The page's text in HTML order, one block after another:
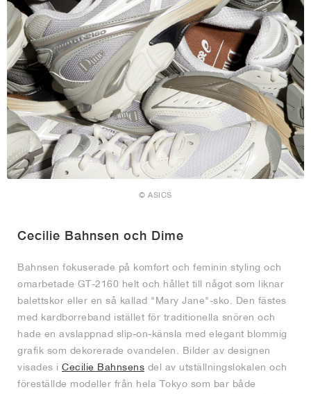
© ASICS
Cecilie Bahnsen och Dime
Bahnsen fokuserade på komfort och feminin styling och
omarbetade GT-2160 helt och hållet till något som liknar
balettskor eller en så kallad "Mary Jane"-sko. Den fästes
med kardborreband istället för traditionella snören och
hade en avslappnad slip-on-känsla med elegant blommig
grafik som dekorerade ovandelen. Bilder av designen
visades i Cecilie Bahnsens del av utställningslokalen och
föreställde modeller från hela Tokyo som bar både